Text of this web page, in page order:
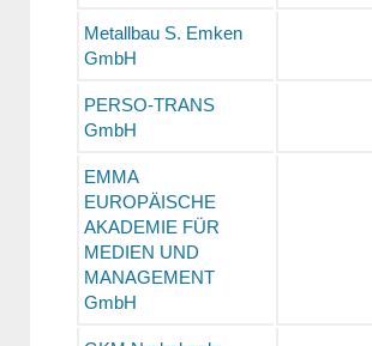
Metallbau S. Emken
GmbH
PERSO-TRANS
GmbH
EMMA
EUROPÄISCHE
AKADEMIE FÜR
MEDIEN UND
MANAGEMENT
GmbH